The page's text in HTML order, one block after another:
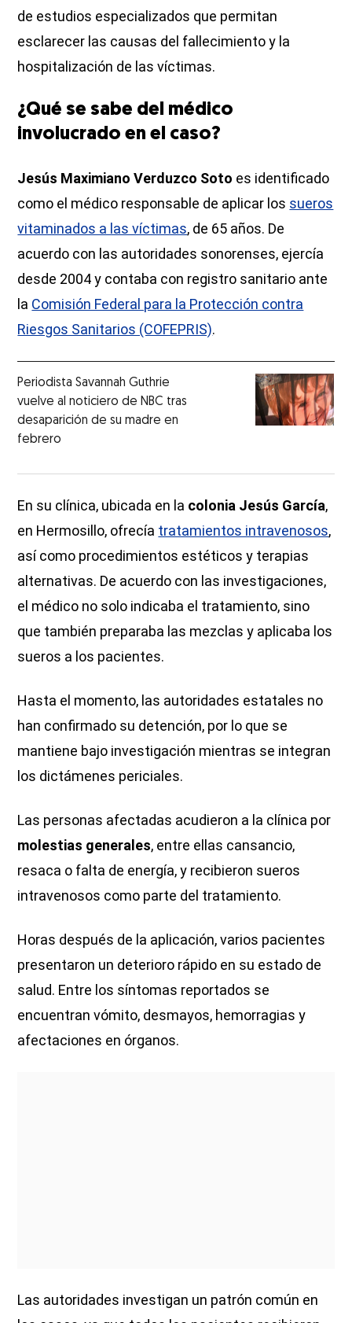
de estudios especializados que permitan
esclarecer las causas del fallecimiento y la
hospitalización de las víctimas.
¿Qué se sabe del médico
involucrado en el caso?
Jesús Maximiano Verduzco Soto es identificado
como el médico responsable de aplicar los sueros
vitaminados a las víctimas, de 65 años. De
acuerdo con las autoridades sonorenses, ejercía
desde 2004 y contaba con registro sanitario ante
la Comisión Federal para la Protección contra
Riesgos Sanitarios (COFEPRIS).
Periodista Savannah Guthrie
vuelve al noticiero de NBC tras
desaparición de su madre en
febrero
En su clínica, ubicada en la colonia Jesús García,
en Hermosillo, ofrecía tratamientos intravenosos,
así como procedimientos estéticos y terapias
alternativas. De acuerdo con las investigaciones,
el médico no solo indicaba el tratamiento, sino
que también preparaba las mezclas y aplicaba los
sueros a los pacientes.
Hasta el momento, las autoridades estatales no
han confirmado su detención, por lo que se
mantiene bajo investigación mientras se integran
los dictámenes periciales.
Las personas afectadas acudieron a la clínica por
molestias generales, entre ellas cansancio,
resaca o falta de energía, y recibieron sueros
intravenosos como parte del tratamiento.
Horas después de la aplicación, varios pacientes
presentaron un deterioro rápido en su estado de
salud. Entre los síntomas reportados se
encuentran vómito, desmayos, hemorragias y
afectaciones en órganos.
Las autoridades investigan un patrón común en